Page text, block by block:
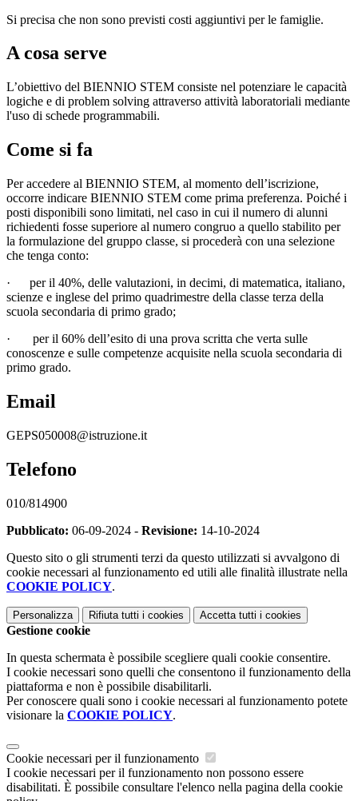
Si precisa che non sono previsti costi aggiuntivi per le famiglie.
A cosa serve
L’obiettivo del BIENNIO STEM consiste nel potenziare le capacità
logiche e di problem solving attraverso attività laboratoriali mediante
l'uso di schede programmabili.
Come si fa
Per accedere al BIENNIO STEM, al momento dell’iscrizione,
occorre indicare BIENNIO STEM come prima preferenza. Poiché i
posti disponibili sono limitati, nel caso in cui il numero di alunni
richiedenti fosse superiore al numero congruo a quello stabilito per
la formulazione del gruppo classe, si procederà con una selezione
che tenga conto:
· per il 40%, delle valutazioni, in decimi, di matematica, italiano,
scienze e inglese del primo quadrimestre della classe terza della
scuola secondaria di primo grado;
· per il 60% dell’esito di una prova scritta che verta sulle
conoscenze e sulle competenze acquisite nella scuola secondaria di
primo grado.
Email
GEPS050008@istruzione.it
Telefono
010/814900
Pubblicato: 06-09-2024 - Revisione: 14-10-2024
Questo sito o gli strumenti terzi da questo utilizzati si avvalgono di
cookie necessari al funzionamento ed utili alle finalità illustrate nella
COOKIE POLICY.
Personalizza Rifiuta tutti i cookies Accetta tutti i cookies
Gestione cookie
In questa schermata è possibile scegliere quali cookie consentire.
I cookie necessari sono quelli che consentono il funzionamento della
piattaforma e non è possibile disabilitarli.
Per conoscere quali sono i cookie necessari al funzionamento potete
visionare la COOKIE POLICY.
Cookie necessari per il funzionamento
I cookie necessari per il funzionamento non possono essere
disabilitati. È possibile consultare l'elenco nella pagina della cookie